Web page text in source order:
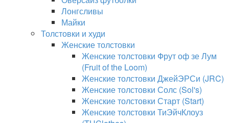
Лонгсливы
Майки
Толстовки и худи
Женские толстовки
Женские толстовки Фрут оф зе Лум
(Fruit of the Loom)
Женские толстовки ДжейЭРСи (JRC)
Женские толстовки Солс (Sol's)
Женские толстовки Старт (Start)
Женские толстовки ТиЭйчКлоуз